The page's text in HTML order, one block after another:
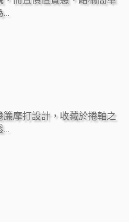
…
摩打設計，收藏於捲軸之
…